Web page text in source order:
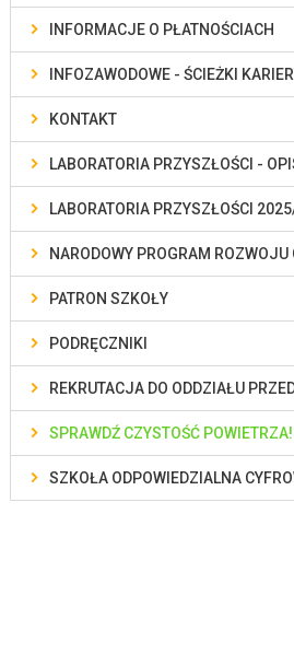
INFORMACJE O PŁATNOŚCIACH
INFOZAWODOWE - ŚCIEŻKI
KONTAKT
LABORATORIA PRZYSZŁOŚCI -
LABORATORIA PRZYSZŁOŚCI
NARODOWY PROGRAM ROZWOJU
PATRON SZKOŁY
PODRĘCZNIKI
REKRUTACJA DO ODDZIAŁU
SPRAWDŹ CZYSTOŚĆ POWIETRZA!
SZKOŁA ODPOWIEDZIALNA